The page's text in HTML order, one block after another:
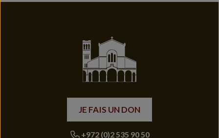
JE FAIS UN DON
+972 (0)2 535 90 50